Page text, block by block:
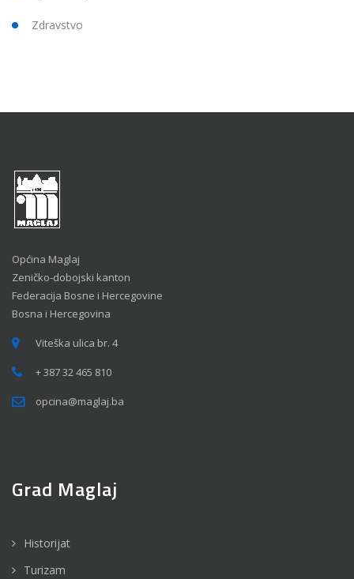
Zdravstvo
Općina Maglaj
Zeničko-dobojski kanton
Federacija Bosne i Hercegovine
Bosna i Hercegovina
Viteška ulica br. 4
+ 387 32 465 810
opcina@maglaj.ba
Grad Maglaj
Historijat
Turizam